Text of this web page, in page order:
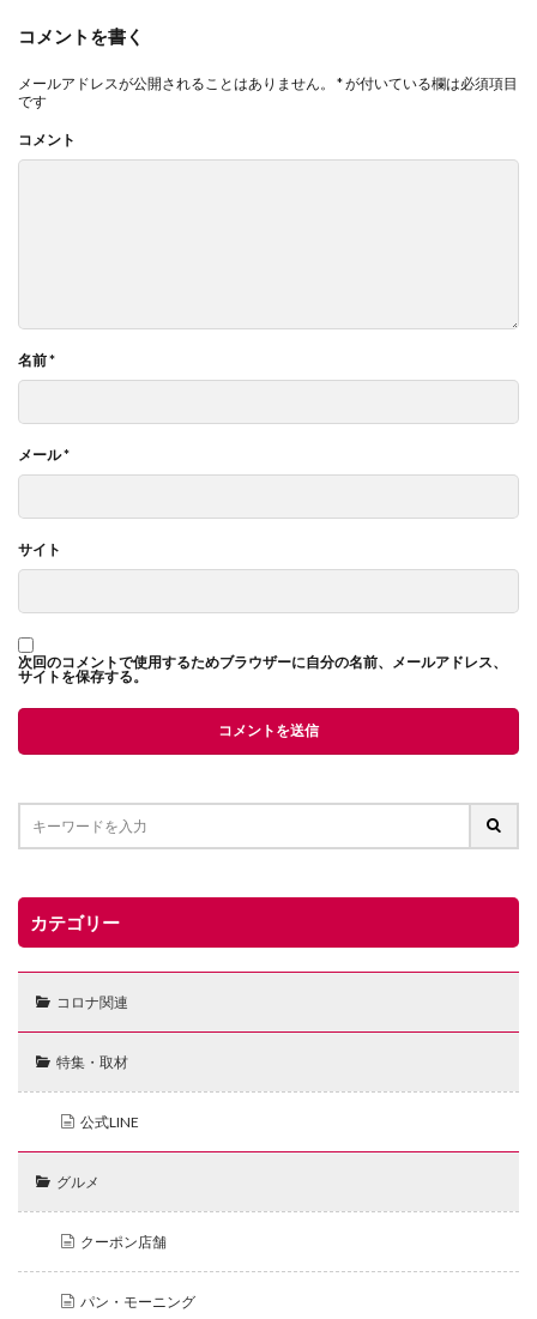
コメントを書く
メールアドレスが公開されることはありません。 *が付いている欄は必須項目
です
コメント
名前*
メール*
サイト
次回のコメントで使用するためブラウザーに自分の名前、メールアドレス、
サイトを保存する。
カテゴリー
コロナ関連
特集・取材
公式LINE
グルメ
クーポン店舗
パン・モーニング